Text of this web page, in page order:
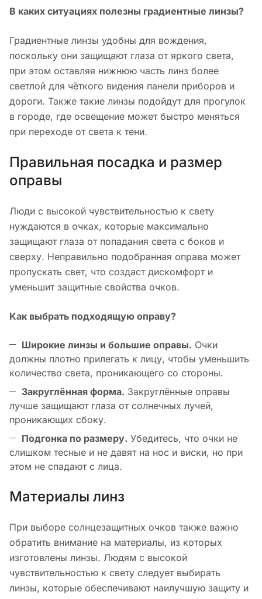
В каких ситуациях полезны градиентные линзы?
Градиентные линзы удобны для вождения,
поскольку они защищают глаза от яркого света,
при этом оставляя нижнюю часть линз более
светлой для чёткого видения панели приборов и
дороги. Также такие линзы подойдут для прогулок
в городе, где освещение может быстро меняться
при переходе от света к тени.
Правильная посадка и размер
оправы
Люди с высокой чувствительностью к свету
нуждаются в очках, которые максимально
защищают глаза от попадания света с боков и
сверху. Неправильно подобранная оправа может
пропускать свет, что создаст дискомфорт и
уменьшит защитные свойства очков.
Как выбрать подходящую оправу?
Широкие линзы и большие оправы. Очки
должны плотно прилегать к лицу, чтобы уменьшить
количество света, проникающего со стороны.
Закруглённая форма. Закруглённые оправы
лучше защищают глаза от солнечных лучей,
проникающих сбоку.
Подгонка по размеру. Убедитесь, что очки не
слишком тесные и не давят на нос и виски, но при
этом не спадают с лица.
Материалы линз
При выборе солнцезащитных очков также важно
обратить внимание на материалы, из которых
изготовлены линзы. Людям с высокой
чувствительностью к свету следует выбирать
линзы, которые обеспечивают наилучшую защиту и